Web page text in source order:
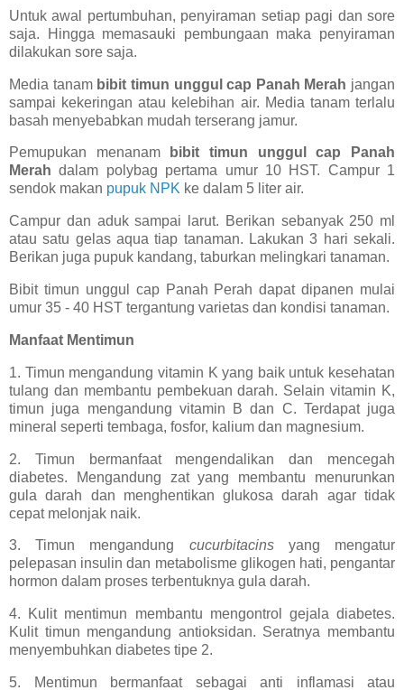
Untuk awal pertumbuhan, penyiraman setiap pagi dan sore
saja. Hingga memasauki pembungaan maka penyiraman
dilakukan sore saja.
Media tanam bibit timun unggul cap Panah Merah jangan
sampai kekeringan atau kelebihan air. Media tanam terlalu
basah menyebabkan mudah terserang jamur.
Pemupukan menanam
bibit timun unggul cap Panah
Merah dalam polybag pertama umur 10 HST. Campur 1
sendok makan pupuk NPK ke dalam 5 liter air.
Campur dan aduk sampai larut. Berikan sebanyak 250 ml
atau satu gelas aqua tiap tanaman. Lakukan 3 hari sekali.
Berikan juga pupuk kandang, taburkan melingkari tanaman.
Bibit timun unggul cap Panah Perah dapat dipanen mulai
umur 35 - 40 HST tergantung varietas dan kondisi tanaman.
Manfaat Mentimun
1. Timun mengandung vitamin K yang baik untuk kesehatan
tulang dan membantu pembekuan darah. Selain vitamin K,
timun juga mengandung vitamin B dan C. Terdapat juga
mineral seperti tembaga, fosfor, kalium dan magnesium.
2. Timun bermanfaat mengendalikan dan mencegah
diabetes. Mengandung zat yang membantu menurunkan
gula darah dan menghentikan glukosa darah agar tidak
cepat melonjak naik.
3. Timun mengandung cucurbitacinsyang mengatur
pelepasan insulin dan metabolisme glikogen hati, pengantar
hormon dalam proses terbentuknya gula darah.
4. Kulit mentimun membantu mengontrol gejala diabetes.
Kulit timun mengandung antioksidan. Seratnya membantu
menyembuhkan diabetes tipe 2.
5. Mentimun bermanfaat sebagai anti inflamasi atau